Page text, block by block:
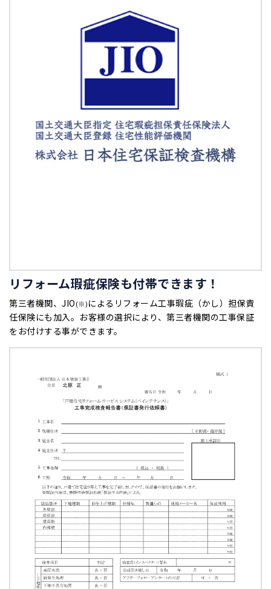
リフォーム瑕疵保険も付帯できます！
第三者機関、JIO(※)によるリフォーム工事瑕疵（かし）担保責
任保険にも加入。お客様の選択により、第三者機関の工事保証
をお付けする事ができます。